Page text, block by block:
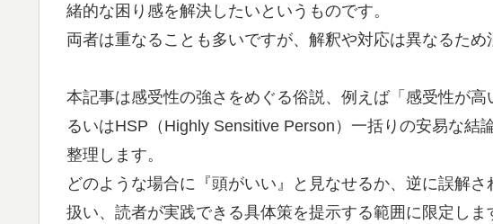
緒的な困り感を解決したいというものです。
両者は重なることも多いですが、解釈や対応は異なるため
本記事は感受性の強さをめぐる俗説、例えば「感受性が
るいはHSP（Highly Sensitive Person）一括りの安易な結
整理します。
どのような場合に『頭がいい』と見なせるか、逆に誤解
扱い、読者が実践できる具体策を提示する範囲に限定しま